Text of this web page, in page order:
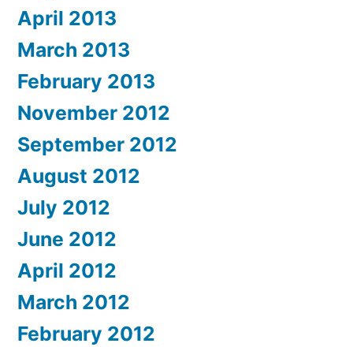
April 2013
March 2013
February 2013
November 2012
September 2012
August 2012
July 2012
June 2012
April 2012
March 2012
February 2012